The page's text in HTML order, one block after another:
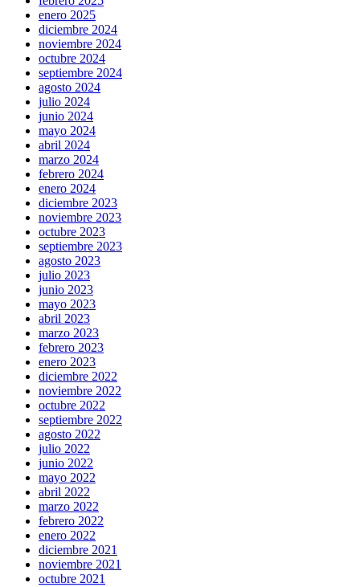
enero 2025
diciembre 2024
noviembre 2024
octubre 2024
septiembre 2024
agosto 2024
julio 2024
junio 2024
mayo 2024
abril 2024
marzo 2024
febrero 2024
enero 2024
diciembre 2023
noviembre 2023
octubre 2023
septiembre 2023
agosto 2023
julio 2023
junio 2023
mayo 2023
abril 2023
marzo 2023
febrero 2023
enero 2023
diciembre 2022
noviembre 2022
octubre 2022
septiembre 2022
agosto 2022
julio 2022
junio 2022
mayo 2022
abril 2022
marzo 2022
febrero 2022
enero 2022
diciembre 2021
noviembre 2021
octubre 2021